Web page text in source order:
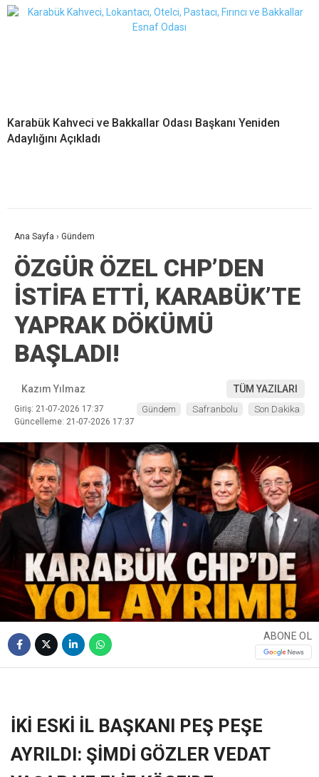
Karabük Kahveci ve Bakkallar Odası Başkanı Yeniden
Adaylığını Açıkladı
Ana Sayfa › Gündem
ÖZGÜR ÖZEL CHP’DEN
İSTİFA ETTİ, KARABÜK’TE
YAPRAK DÖKÜMÜ
BAŞLADI!
Kazım Yılmaz TÜM YAZILARI
Giriş: 21-07-2026 17:37
Güncelleme: 21-07-2026 17:37
Gündem Safranbolu Son Dakika
ABONE OL
İKİ ESKİ İL BAŞKANI PEŞ PEŞE
AYRILDI: ŞİMDİ GÖZLER VEDAT